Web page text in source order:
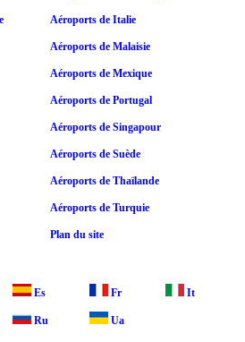
Aéroports de Italie
Aéroports de Malaisie
Aéroports de Mexique
Aéroports de Portugal
Aéroports de Singapour
Aéroports de Suède
Aéroports de Thaïlande
Aéroports de Turquie
Plan du site
Es Fr It
Ru Ua